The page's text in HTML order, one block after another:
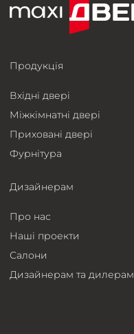
Продукція
Вхідні двері
Міжкімнатні двері
Приховані двері
Фурнітура
Дизайнерам
Про нас
Наші проекти
Салони
Дизайнерам та дилерам